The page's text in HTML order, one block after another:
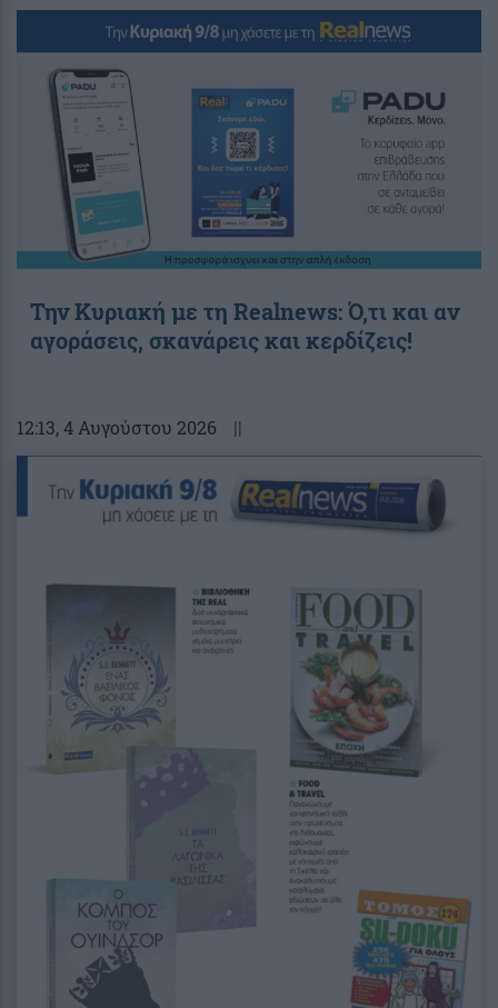
Την Κυριακή με τη Realnews: Ό,τι και αν
αγοράσεις, σκανάρεις και κερδίζεις!
12:13, 4 Αυγούστου 2026 ||